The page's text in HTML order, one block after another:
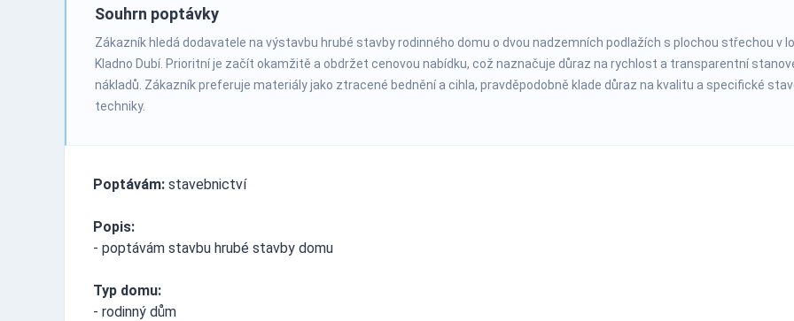
Souhrn poptávky
Zákazník hledá dodavatele na výstavbu hrubé stavby rodinného domu o dvou nadzemních podlažích s plochou střechou v
Kladno Dubí. Prioritní je začít okamžitě a obdržet cenovou nabídku, což naznačuje důraz na rychlost a transparentní
nákladů. Zákazník preferuje materiály jako ztracené bednění a cihla, pravděpodobně klade důraz na kvalitu a specifické
techniky.
Poptávám: stavebnictví
Popis:
- poptávám stavbu hrubé stavby domu
Typ domu:
- rodinný dům